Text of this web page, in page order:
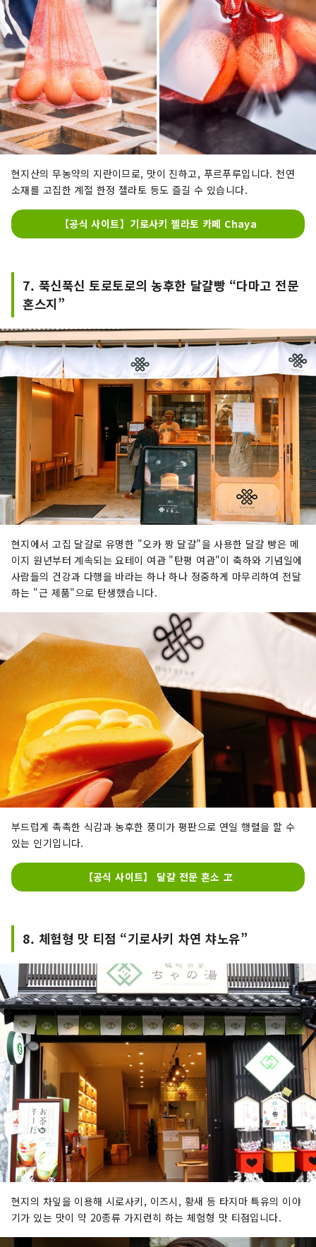
현지산의 무농약의 지란이므로, 맛이 진하고, 푸르푸루입니다. 천연
소재를 고집한 계절 한정 젤라토 등도 즐길 수 있습니다.
【공식 사이트】기로사키 젤라토 카페 Chaya
7. 푹신푹신 토로토로의 농후한 달걀빵 “다마고 전문
혼스지”
현지에서 고집 달걀로 유명한 "오카 짱 달걀"을 사용한 달걀 빵은 메
이지 원년부터 계속되는 요테이 여관 "탄평 여관"이 축하와 기념일에
사람들의 건강과 다행을 바라는 하나 하나 정중하게 마무리하여 전달
하는 "근 제품"으로 탄생했습니다.
부드럽게 촉촉한 식감과 농후한 풍미가 평판으로 연일 행렬을 할 수
있는 인기입니다.
【공식 사이트】 달걀 전문 혼소 ヱ
8. 체험형 맛 티점 “기로사키 차연 챠노유”
현지의 차잎을 이용해 시로사키, 이즈시, 황새 등 타지마 특유의 이야
기가 있는 맛이 약 20종류 가지런히 하는 체험형 맛 티점입니다.